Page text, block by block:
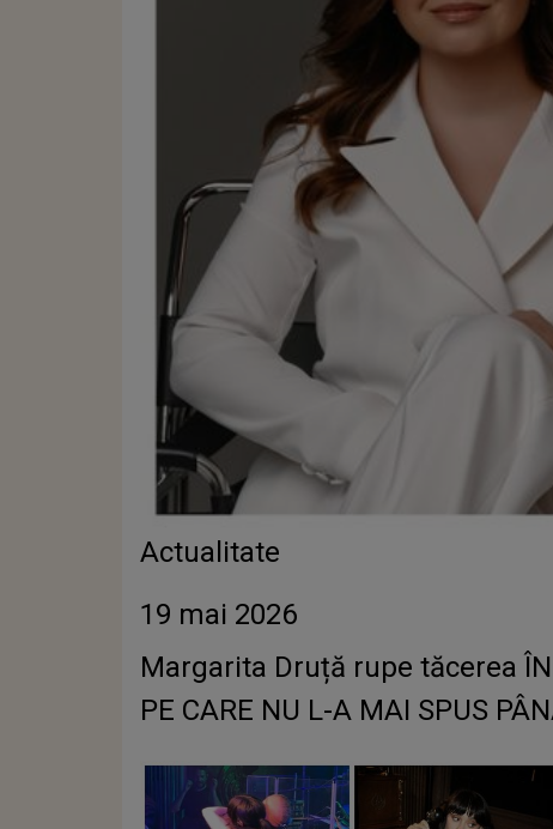
Actualitate
19 mai 2026
Margarita Druță rupe tăcerea ÎN
PE CARE NU L-A MAI SPUS